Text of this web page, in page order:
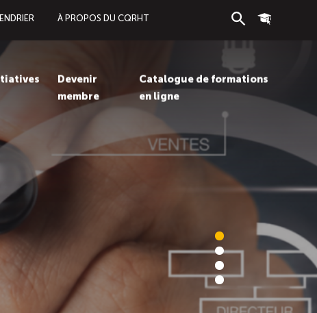
À PROPOS DU CQRHT
Devenir
membre
Catalogue de formations
en ligne